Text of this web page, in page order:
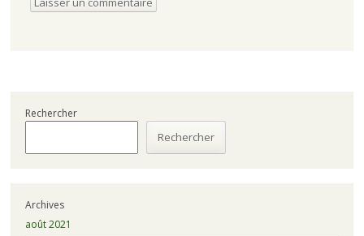
Rechercher
Rechercher
Archives
août 2021